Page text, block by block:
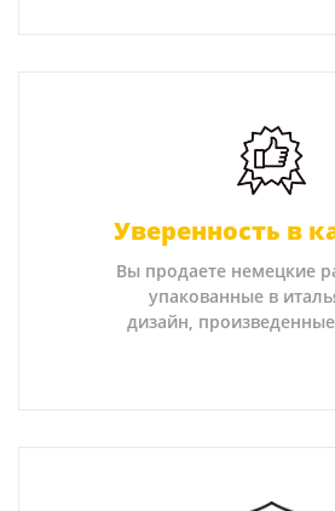
Уверенность в
Вы продаете немецкие
упакованные в
дизайн,